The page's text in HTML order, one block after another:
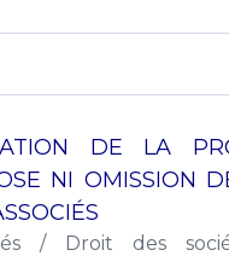
DE LA
NI OMISSION
/ Droit des